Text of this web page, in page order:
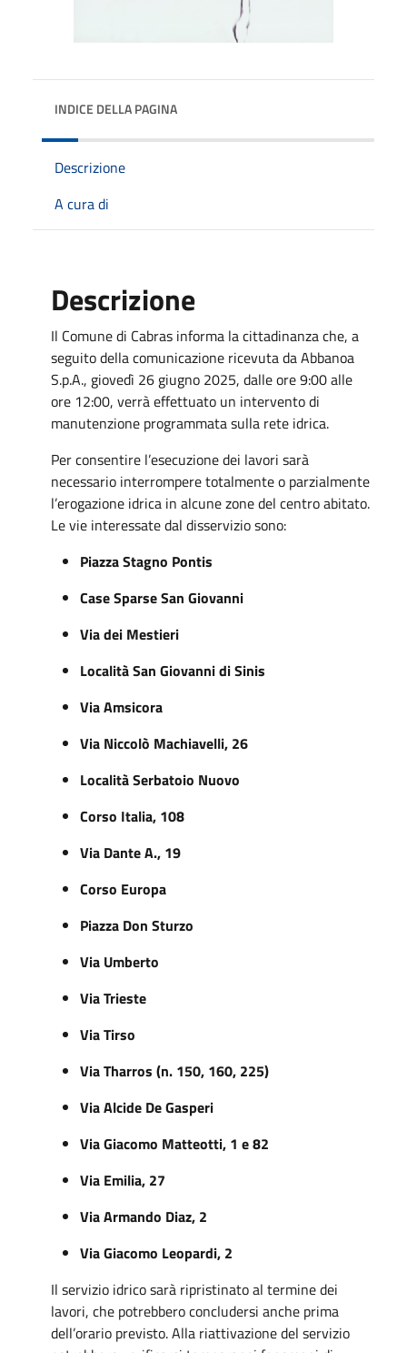
INDICE DELLA PAGINA
Descrizione
A cura di
Descrizione
Il Comune di Cabras informa la cittadinanza che, a
seguito della comunicazione ricevuta da Abbanoa
S.p.A., giovedì 26 giugno 2025, dalle ore 9:00 alle
ore 12:00, verrà effettuato un intervento di
manutenzione programmata sulla rete idrica.
Per consentire l’esecuzione dei lavori sarà
necessario interrompere totalmente o parzialmente
l’erogazione idrica in alcune zone del centro abitato.
Le vie interessate dal disservizio sono:
Piazza Stagno Pontis
Case Sparse San Giovanni
Via dei Mestieri
Località San Giovanni di Sinis
Via Amsicora
Via Niccolò Machiavelli, 26
Località Serbatoio Nuovo
Corso Italia, 108
Via Dante A., 19
Corso Europa
Piazza Don Sturzo
Via Umberto
Via Trieste
Via Tirso
Via Tharros (n. 150, 160, 225)
Via Alcide De Gasperi
Via Giacomo Matteotti, 1 e 82
Via Emilia, 27
Via Armando Diaz, 2
Via Giacomo Leopardi, 2
Il servizio idrico sarà ripristinato al termine dei
lavori, che potrebbero concludersi anche prima
dell’orario previsto. Alla riattivazione del servizio